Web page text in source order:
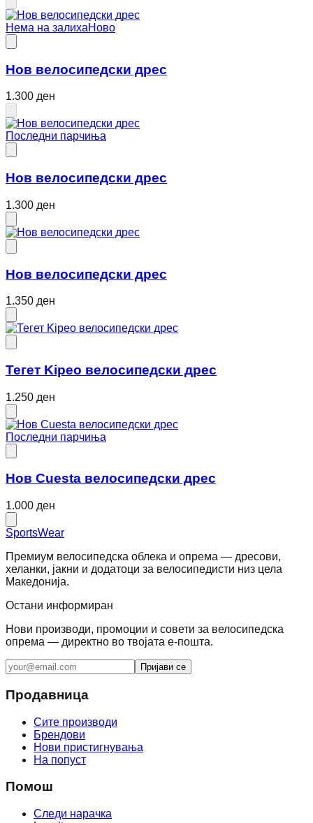
Нема на залихаНово
Нов велосипедски дрес
1.300 ден
Последни парчиња
Нов велосипедски дрес
1.300 ден
Нов велосипедски дрес
1.350 ден
Тегет Kipeo велосипедски дрес
1.250 ден
Последни парчиња
Нов Cuesta велосипедски дрес
1.000 ден
SportsWear
Премиум велосипедска облека и опрема — дресови,
хеланки, јакни и додатоци за велосипедисти низ цела
Македонија.
Остани информиран
Нови производи, промоции и совети за велосипедска
опрема — директно во твојата е-пошта.
Пријави се
Продавница
Сите производи
Брендови
Нови пристигнувања
На попуст
Помош
Следи нарачка